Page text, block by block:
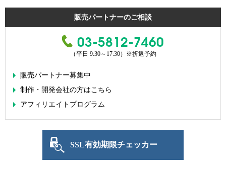
販売パートナーのご相談
03-5812-7460
（平日 9:30～17:30） ※折返予約
販売パートナー募集中
制作・開発会社の方はこちら
アフィリエイトプログラム
SSL有効期限チェッカー